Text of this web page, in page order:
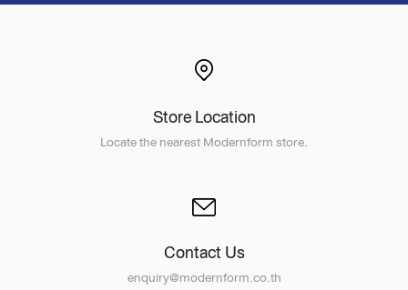
Store Location
Locate the nearest Modernform store.
Contact Us
enquiry@modernform.co.th